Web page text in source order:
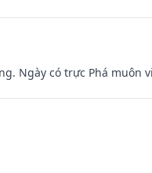
Ngày có trực Phá muôn